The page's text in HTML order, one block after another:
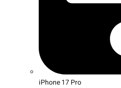
iPhone 17 Pro